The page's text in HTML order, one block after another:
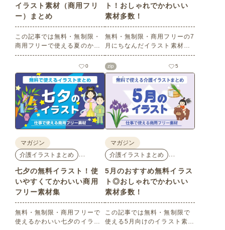
イラスト素材（商用フリ
ー）まとめ
この記事では無料・無制限・
商用フリーで使える夏のかわ
いいイラスト素材を多数ご紹
介いたします。夏の花である
ひまわりや朝顔、夏祭り、花
火、七夕など夏ならではのか
わいいイラストをご用意！ポ
スターやパンフレットなどで
使いやすいテイストなので、
ぜひご活用ください。
0
ト！おしゃれでかわいい
素材多数！
無料・無制限・商用フリーの7
月にちなんだイラスト素材を
多数ご紹介します。どれも印
刷に適した解像度で、点数制
限なしで自由に使える素材ば
かり♪どなたでもご利用いただ
けます！ぜひご活用くださ
い。
zip 5
マガジン
介護イラストまとめ
七夕の無料イラスト！使
いやすくてかわいい商用
フリー素材集
無料・無制限・商用フリーで
使えるかわいい七夕のイラス
マガジン
介護イラストまとめ
5月のおすすめ無料イラス
ト◎おしゃれでかわいい
素材多数！
この記事では無料・無制限で
使える5月向けのイラスト素材